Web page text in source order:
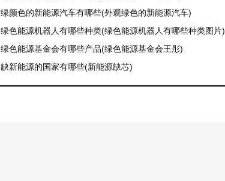
绿颜色的新能源汽车有哪些(外观绿色的新能源汽车)
绿色能源机器人有哪些种类(绿色能源机器人有哪些种类图片)
绿色能源基金会有哪些产品(绿色能源基金会王彤)
缺新能源的国家有哪些(新能源缺芯)